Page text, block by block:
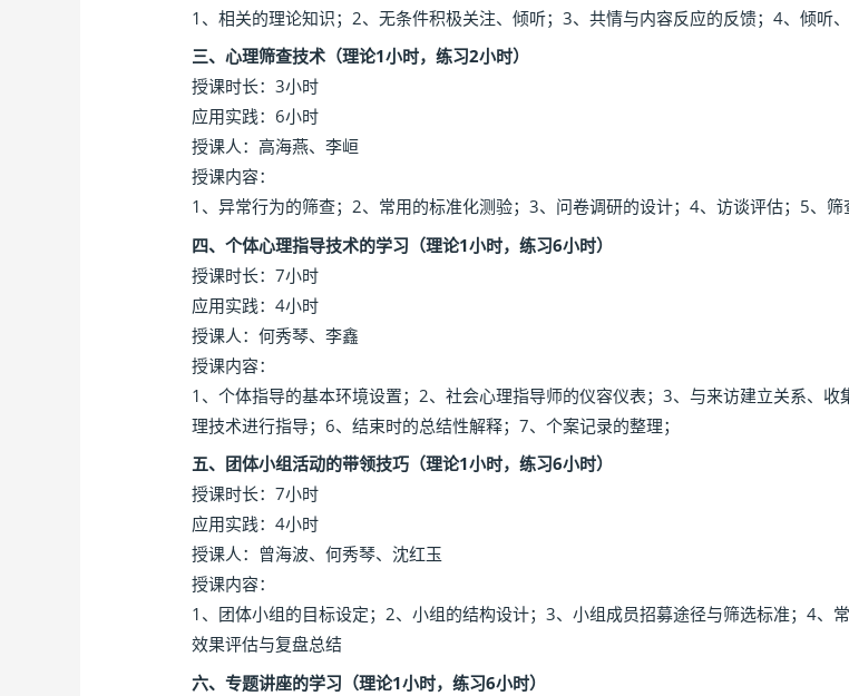
1、相关的理论知识；2、无条件积极关注、倾听；3、共情与内容反应的反馈；4、倾听、
三、心理筛查技术（理论1小时，练习2小时）
授课时长：3小时
应用实践：6小时
授课人：高海燕、李峘
授课内容：
1、异常行为的筛查；2、常用的标准化测验；3、问卷调研的设计；4、访谈评估；5、筛
四、个体心理指导技术的学习（理论1小时，练习6小时）
授课时长：7小时
应用实践：4小时
授课人：何秀琴、李鑫
授课内容：
1、个体指导的基本环境设置；2、社会心理指导师的仪容仪表；3、与来访建立关系、
理技术进行指导；6、结束时的总结性解释；7、个案记录的整理；
五、团体小组活动的带领技巧（理论1小时，练习6小时）
授课时长：7小时
应用实践：4小时
授课人：曾海波、何秀琴、沈红玉
授课内容：
1、团体小组的目标设定；2、小组的结构设计；3、小组成员招募途径与筛选标准；4、
效果评估与复盘总结
六、专题讲座的学习（理论1小时，练习6小时）